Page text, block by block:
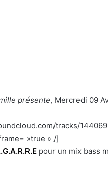
présente, Mercredi 09
tracks/
»true » /]
pour un mix bass